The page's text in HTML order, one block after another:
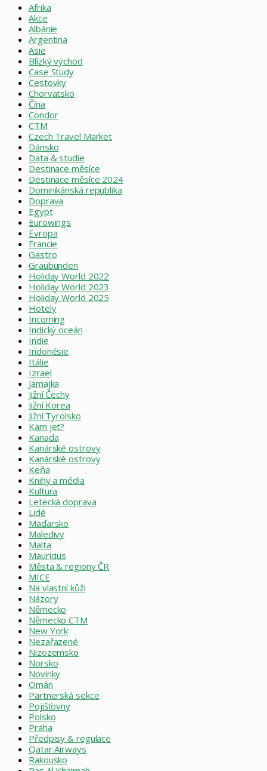
Afrika
Akce
Albánie
Argentina
Asie
Blízký východ
Case Study
Cestovky
Chorvatsko
Čína
Condor
CTM
Czech Travel Market
Dánsko
Data & studie
Destinace měsíce
Destinace měsíce 2024
Dominikánská republika
Doprava
Egypt
Eurowings
Evropa
Francie
Gastro
Graubünden
Holiday World 2022
Holiday World 2023
Holiday World 2025
Hotely
Incoming
Indický oceán
Indie
Indonésie
Itálie
Izrael
Jamajka
Jižní Čechy
Jižní Korea
Jižní Tyrolsko
Kam jet?
Kanada
Kanárské ostrovy
Kanárské ostrovy
Keňa
Knihy a média
Kultura
Letecká doprava
Lidé
Maďarsko
Maledivy
Malta
Mauricius
Města & regiony ČR
MICE
Na vlastní kůži
Názory
Německo
Německo CTM
New York
Nezařazené
Nizozemsko
Norsko
Novinky
Omán
Partnerská sekce
Pojišťovny
Polsko
Praha
Předpisy & regulace
Qatar Airways
Rakousko